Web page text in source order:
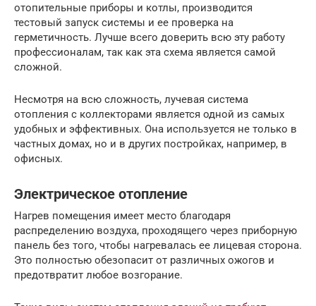
отопительные приборы и котлы, производится
тестовый запуск системы и ее проверка на
герметичность. Лучше всего доверить всю эту работу
профессионалам, так как эта схема является самой
сложной.
Несмотря на всю сложность, лучевая система
отопления с коллекторами является одной из самых
удобных и эффективных. Она используется не только в
частных домах, но и в других постройках, например, в
офисных.
Электрическое отопление
Нагрев помещения имеет место благодаря
распределению воздуха, проходящего через приборную
панель без того, чтобы нагревалась ее лицевая сторона.
Это полностью обезопасит от различных ожогов и
предотвратит любое возгорание.